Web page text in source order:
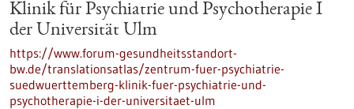
Klinik für Psychiatrie und Psychotherapie I
der Universität Ulm
https://www.forum-gesundheitsstandort-
bw.de/translationsatlas/zentrum-fuer-psychiatrie-
suedwuerttemberg-klinik-fuer-psychiatrie-und-
psychotherapie-i-der-universitaet-ulm